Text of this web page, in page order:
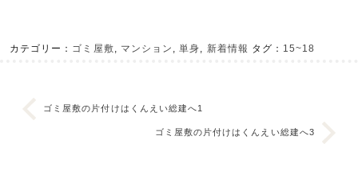
カテゴリー： ゴミ屋敷, マンション ,単身, 新着情報 タグ： 15~18
ゴミ屋敷の片付けはくんえい総建へ1
ゴミ屋敷の片付けはくんえい総建へ3